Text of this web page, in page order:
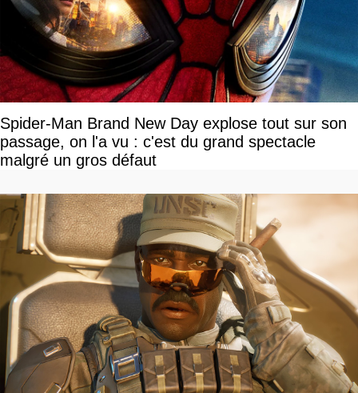
Spider-Man Brand New Day explose tout sur son
passage, on l'a vu : c'est du grand spectacle
malgré un gros défaut